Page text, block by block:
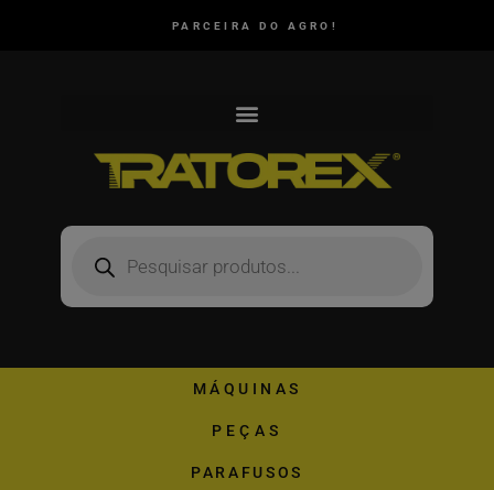
PARCEIRA DO AGRO!
MÁQUINAS
PEÇAS
PARAFUSOS